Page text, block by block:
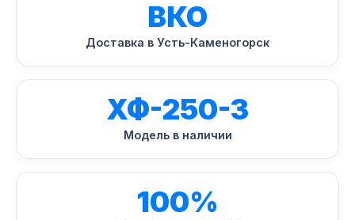
ВКО
Доставка в Усть-Каменогорск
ХФ-250-3
Модель в наличии
100%